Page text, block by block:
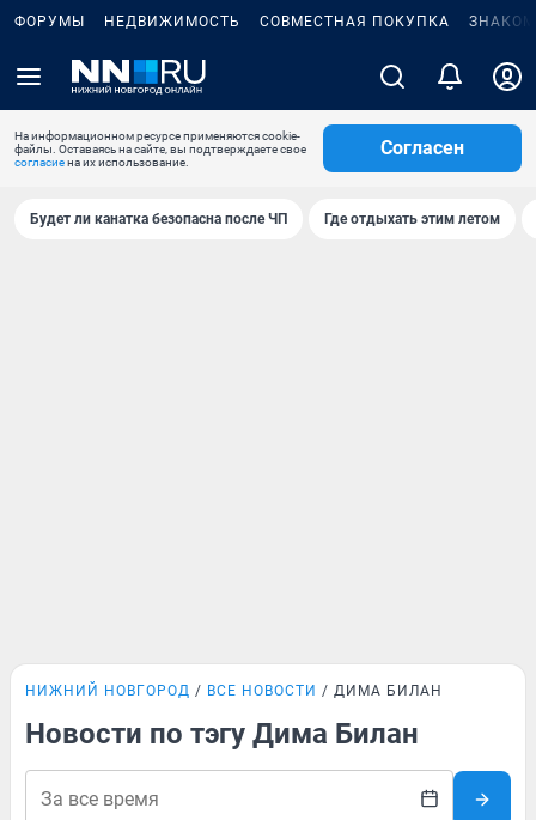
ФОРУМЫ НЕДВИЖИМОСТЬ СОВМЕСТНАЯ ПОКУПКА
На информационном ресурсе применяются cookie-
файлы. Оставаясь на сайте, вы подтверждаете свое
согласиена их использование.
Согласен
Будет ли канатка безопасна после ЧП Где отдыхать этим летом
НИЖНИЙ НОВГОРОД ВСЕ НОВОСТИ ДИМА БИЛАН
Новости по тэгу Дима Билан